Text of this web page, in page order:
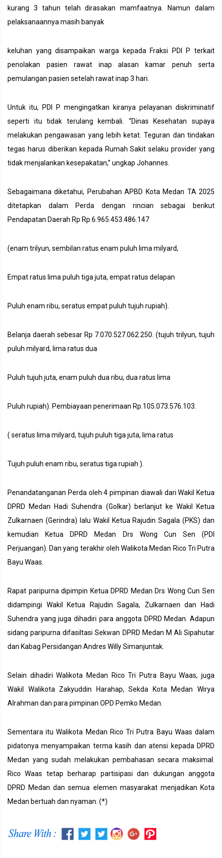
kurang 3 tahun telah dirasakan mamfaatnya. Namun dalam
pelaksanaannya masih banyak
keluhan yang disampaikan warga kepada Fraksi PDI P terkait
penolakan pasien rawat inap alasan kamar penuh serta
pemulangan pasien setelah rawat inap 3 hari.
Untuk itu, PDI P mengingatkan kiranya pelayanan diskriminatif
seperti itu tidak terulang kembali. “Dinas Kesehatan supaya
melakukan pengawasan yang lebih ketat. Teguran dan tindakan
tegas harus diberikan kepada Rumah Sakit selaku provider yang
tidak menjalankan kesepakatan,” ungkap Johannes.
Sebagaimana diketahui, Perubahan APBD Kota Medan TA 2025
ditetapkan dalam Perda dengan rincian sebagai berikut
Pendapatan Daerah Rp Rp.6.965.453.486.147
(enam trilyun, sembilan ratus enam puluh lima milyard,
Empat ratus lima puluh tiga juta, empat ratus delapan
Puluh enam ribu, seratus empat puluh tujuh rupiah).
Belanja daerah sebesar Rp 7.070.527.062.250. (tujuh trilyun, tujuh
puluh milyard, lima ratus dua
Puluh tujuh juta, enam puluh dua ribu, dua ratus lima
Puluh rupiah). Pembiayaan penerimaan Rp.105.073.576.103.
( seratus lima milyard, tujuh puluh tiga juta, lima ratus
Tujuh puluh enam ribu, seratus tiga rupiah ).
Penandatanganan Perda oleh 4 pimpinan diawali dari Wakil Ketua
DPRD Medan Hadi Suhendra (Golkar) berlanjut ke Wakil Ketua
Zulkarnaen (Gerindra) lalu Wakil Ketua Rajudin Sagala (PKS) dan
kemudian Ketua DPRD Medan Drs Wong Cun Sen (PDI
Perjuangan). Dan yang terakhir oleh Walikota Medan Rico Tri Putra
Bayu Waas.
Rapat paripurna dipimpin Ketua DPRD Medan Drs Wong Cun Sen
didampingi Wakil Ketua Rajudin Sagala, Zulkarnaen dan Hadi
Suhendra yang juga dihadiri para anggota DPRD Medan. Adapun
sidang paripurna difasiltasi Sekwan DPRD Medan M Ali Sipahutar
dan Kabag Persidangan Andres Willy Simanjuntak.
Selain dihadiri Walikota Medan Rico Tri Putra Bayu Waas, juga
Wakil Walikota Zakyuddin Harahap, Sekda Kota Medan Wirya
Alrahman dan para pimpinan OPD Pemko Medan.
Sementara itu Walikota Medan Rico Tri Putra Bayu Waas dalam
pidatonya menyampaikan terma kasih dan atensi kepada DPRD
Medan yang sudah melakukan pembahasan secara maksimal.
Rico Waas tetap berharap partisipasi dan dukungan anggota
DPRD Medan dan semua elemen masyarakat menjadikan Kota
Medan bertuah dan nyaman. (*)